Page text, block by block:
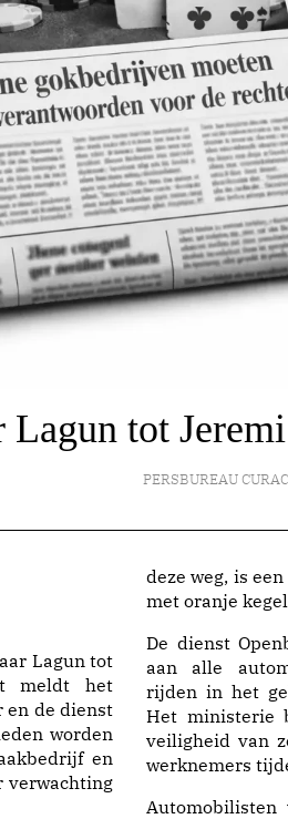
Lagun tot
PERSBUREAU
Lagun tot
meldt het
en de dienst
worden
en
verwachting
deze weg, is
met oranje
De dienst
aan alle
rijden in het
Het ministerie
veiligheid van
werknemers
Automobilisten